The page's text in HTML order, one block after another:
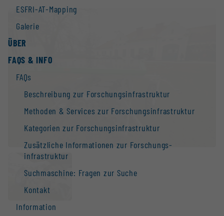
ESFRI-AT-Mapping
Galerie
ÜBER
FAQS & INFO
FAQs
Beschreibung zur Forschungs­infrastruktur
Methoden & Services zur Forschungs­infrastruktur
Kategorien zur Forschungs­infrastruktur
Zusätzliche Informationen zur Forschungs­
infrastruktur
Suchmaschine: Fragen zur Suche
Kontakt
Information